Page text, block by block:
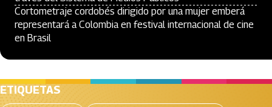
Cortometraje cordobés dirigido por una mujer emberá
representará a Colombia en festival internacional de cine
en Brasil
ETIQUETAS